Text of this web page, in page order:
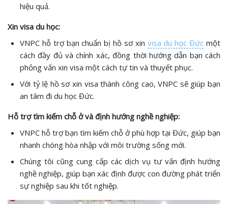
hiệu quả.
Xin visa du học:
VNPC hỗ trợ bạn chuẩn bị hồ sơ xin visa du học Đức một
cách đầy đủ và chính xác, đồng thời hướng dẫn bạn cách
phỏng vấn xin visa một cách tự tin và thuyết phục.
Với tỷ lệ hồ sơ xin visa thành công cao, VNPC sẽ giúp bạn
an tâm đi du học Đức.
Hỗ trợ tìm kiếm chỗ ở và định hướng nghề nghiệp:
VNPC hỗ trợ bạn tìm kiếm chỗ ở phù hợp tại Đức, giúp bạn
nhanh chóng hòa nhập với môi trường sống mới.
Chúng tôi cũng cung cấp các dịch vụ tư vấn định hướng
nghề nghiệp, giúp bạn xác định được con đường phát triển
sự nghiệp sau khi tốt nghiệp.